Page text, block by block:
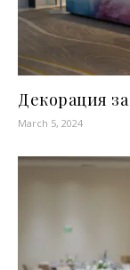
Декорация
March 5, 2024